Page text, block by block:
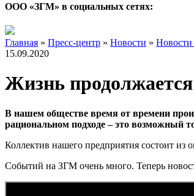
ООО «ЗГМ» в социальных сетях:
Главная » Пресс-центр » Новости » Новости
15.09.2020
Жизнь
В нашем обществе время от времени
рациональном подходе – это возможный
Коллектив нашего предприятия состоит
Событий на ЗГМ очень много. Теперь